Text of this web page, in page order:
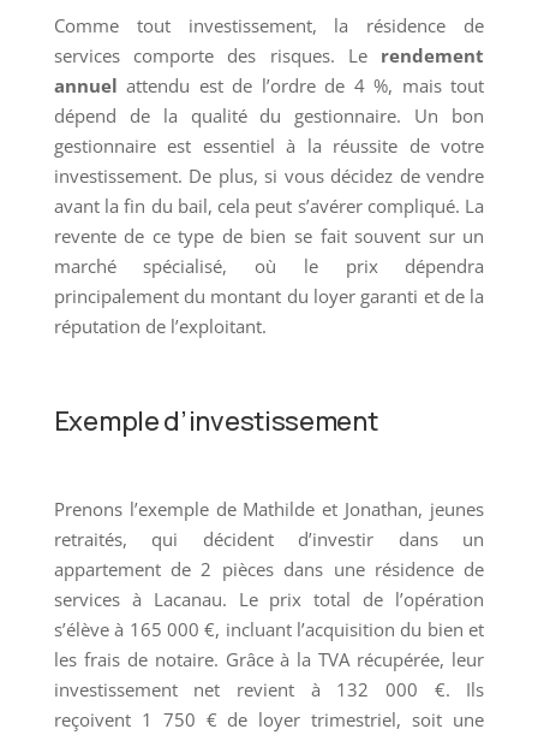
Comme tout investissement, la résidence de
services comporte des risques. Le rendement
annuel attendu est de l’ordre de 4 %, mais tout
dépend de la qualité du gestionnaire. Un bon
gestionnaire est essentiel à la réussite de votre
investissement. De plus, si vous décidez de vendre
avant la fin du bail, cela peut s’avérer compliqué. La
revente de ce type de bien se fait souvent sur un
marché spécialisé, où le prix dépendra
principalement du montant du loyer garanti et de la
réputation de l’exploitant.
Exemple d’investissement
Prenons l’exemple de Mathilde et Jonathan, jeunes
retraités, qui décident d’investir dans un
appartement de 2 pièces dans une résidence de
services à Lacanau. Le prix total de l’opération
s’élève à 165 000 €, incluant l’acquisition du bien et
les frais de notaire. Grâce à la TVA récupérée, leur
investissement net revient à 132 000 €. Ils
reçoivent 1 750 € de loyer trimestriel, soit une